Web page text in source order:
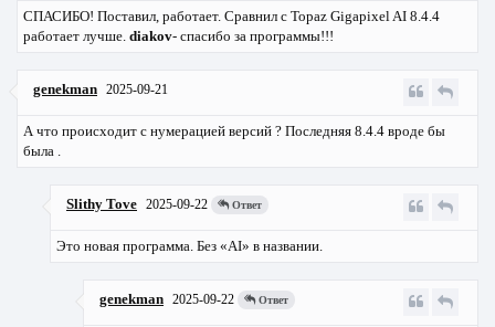
СПАСИБО! Поставил, работает. Сравнил с Topaz Gigapixel AI 8.4.4
работает лучше. diakov- спасибо за программы!!!
genekman 2025-09-21
А что происходит с нумерацией версий ? Последняя 8.4.4 вроде бы
была .
Slithy Tove 2025-09-22 Ответ
Это новая программа. Без «AI» в названии.
genekman 2025-09-22 Ответ